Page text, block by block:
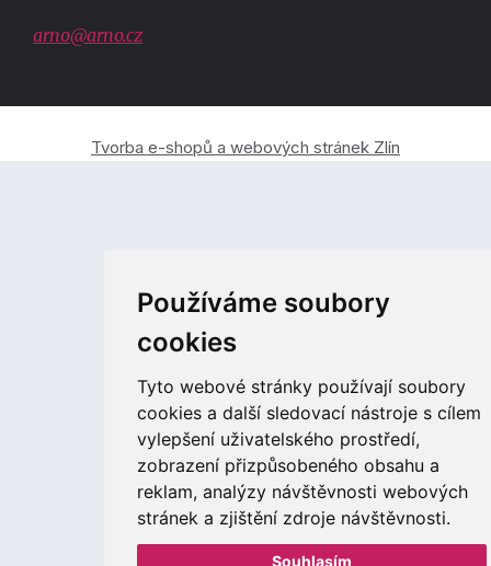
Používáme soubory
cookies
Tyto webové stránky používají soubory
cookies a další sledovací nástroje s cílem
vylepšení uživatelského prostředí,
zobrazení přizpůsobeného obsahu a
reklam, analýzy návštěvnosti webových
stránek a zjištění zdroje návštěvnosti.
Souhlasím
arno@arno.cz
Tvorba e-shopů a webových stránek Zlín